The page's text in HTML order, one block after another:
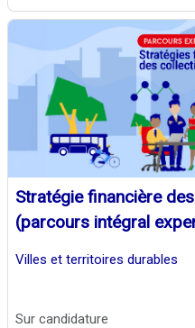
Stratégie financière
(parcours intégral
Villes et territoires durables
Sur candidature